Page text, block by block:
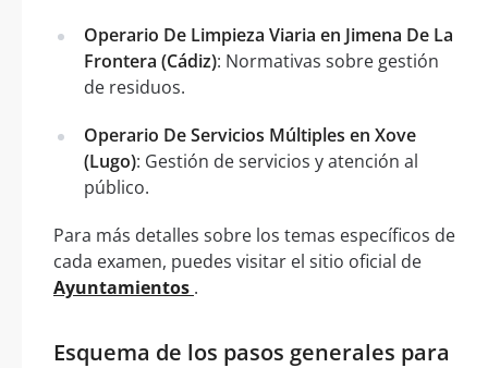
Operario De Limpieza Viaria en Jimena De La
Frontera (Cádiz): Normativas sobre gestión
de residuos.
Operario De Servicios Múltiples en Xove
(Lugo): Gestión de servicios y atención al
público.
Para más detalles sobre los temas específicos de
cada examen, puedes visitar el sitio oficial de
Ayuntamientos .
Esquema de los pasos generales para